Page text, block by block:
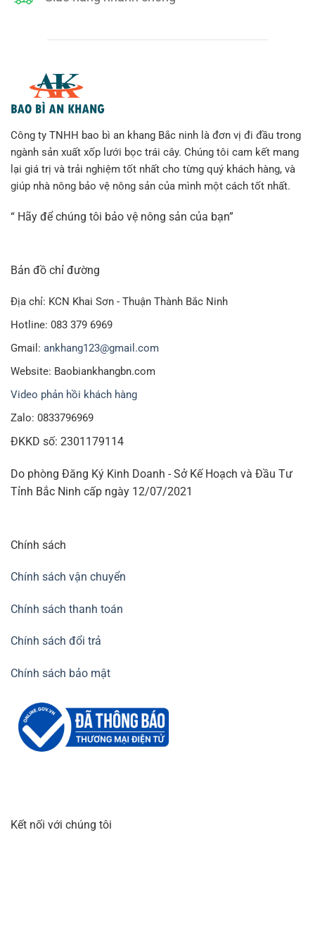
Túi vải bọc Xoài của An Khang
Công ty TNHH bao bì an khang Bắc ninh là đơn vị đi đầu trong
ngành sản xuất xốp lưới bọc trái cây. Chúng tôi cam kết mang
lại giá trị và trải nghiệm tốt nhất cho từng quý khách hàng, và
giúp nhà nông bảo vệ nông sản của mình một cách tốt nhất.
“ Hãy để chúng tôi bảo vệ nông sản của bạn”
Bản đồ chỉ đường
Địa chỉ: KCN Khai Sơn - Thuận Thành Bắc Ninh
Hotline: 083 379 6969
Gmail: ankhang123@gmail.com
Website: Baobiankhangbn.com
Video phản hồi khách hàng
Zalo: 0833796969
ĐKKD số: 2301179114
Do phòng Đăng Ký Kinh Doanh - Sở Kế Hoạch và Đầu Tư
Tỉnh Bắc Ninh cấp ngày 12/07/2021
Chính sách
Chính sách vận chuyển
Chính sách thanh toán
Chính sách đổi trả
Chính sách bảo mật
Kết nối với chúng tôi